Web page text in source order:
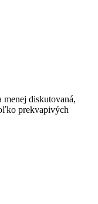
menej diskutovaná,
prekvapivých